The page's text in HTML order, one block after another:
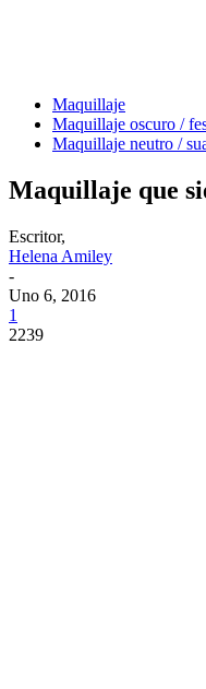
Maquillaje
Maquillaje oscuro /
Maquillaje neutro /
Maquillaje que
Escritor,
Helena Amiley
-
Uno 6, 2016
1
2239